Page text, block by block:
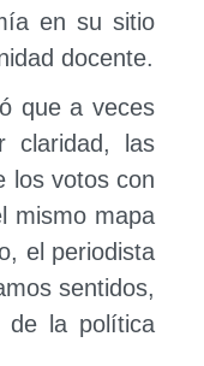
en su sitio
docente.
que a veces
claridad, las
los votos con
mismo mapa
el periodista
sentidos,
de la política